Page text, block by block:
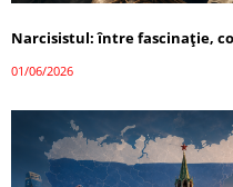
Narcisistul: între fascinație,
01/06/2026